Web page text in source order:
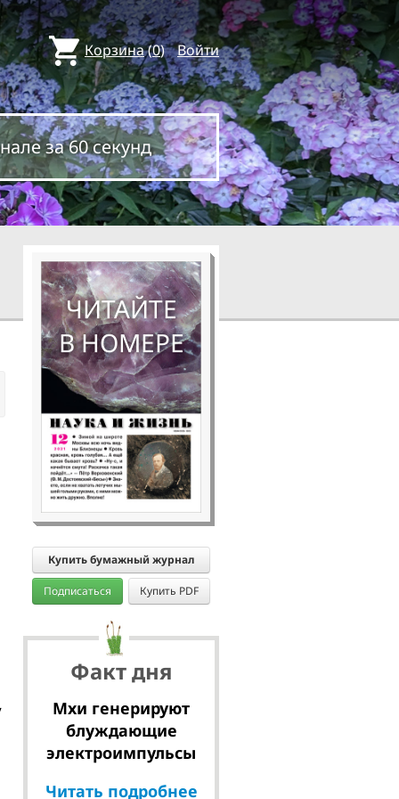
Корзина(0) Войти
за 60 секунд
ЧИТАЙТЕ
В НОМЕРЕ
Купить бумажный журнал
Подписаться Купить PDF
Факт дня
Мхи генерируют
блуждающие
электроимпульсы
Читать подробнее